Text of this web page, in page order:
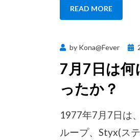
READ MORE
by Kona@Fever
7月7日は何
ったか？
1977年7月7日は
ループ、Styx(ス